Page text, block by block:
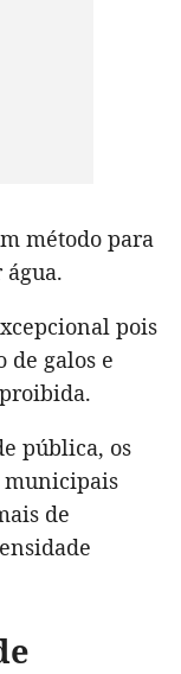
método para
água.
pois
de galos e
pública, os
municipais
de